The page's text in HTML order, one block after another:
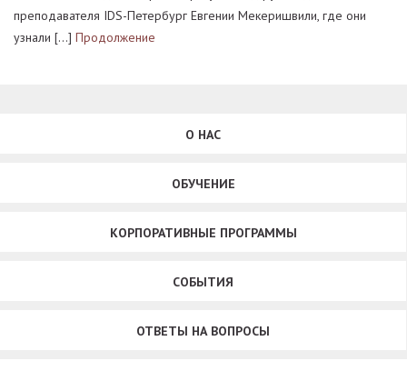
преподавателя IDS-Петербург Евгении Мекеришвили, где они
узнали […] Продолжение
О НАС
ОБУЧЕНИЕ
КОРПОРАТИВНЫЕ ПРОГРАММЫ
СОБЫТИЯ
ОТВЕТЫ НА ВОПРОСЫ